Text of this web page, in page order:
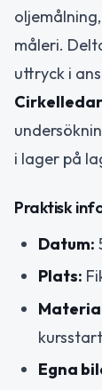
måleri.
uttryck i
i lager på
Praktisk
Datum:
Plats:
Egna